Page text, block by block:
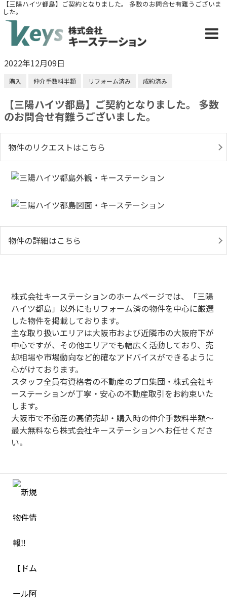
【三陽ハイツ都島】ご契約となりました。 多数のお問合せ有難うございま
した。
2022年12月09日
購入 仲介手数料半額 リフォーム済み 成約済み
【三陽ハイツ都島】ご契約となりました。 多数
のお問合せ有難うございました。
物件のリクエストはこちら
物件の詳細はこちら
株式会社キーステーションのホームページでは、「三陽
ハイツ都島」以外にもリフォーム済の物件を中心に厳選
した物件を掲載しております。
主な取り扱いエリアは大阪市および近隣市の大阪府下が
中心ですが、その他エリアでも幅広く活動しており、売
却相場や市場動向など的確なアドバイスができるように
心がけております。
スタッフ全員有資格者の不動産のプロ集団・株式会社キ
ーステーションが丁寧・安心の不動産取引をお約束いた
します。
大阪市で不動産の高値売却・購入時の仲介手数料半額～
最大無料なら株式会社キーステーションへお任せくださ
い。